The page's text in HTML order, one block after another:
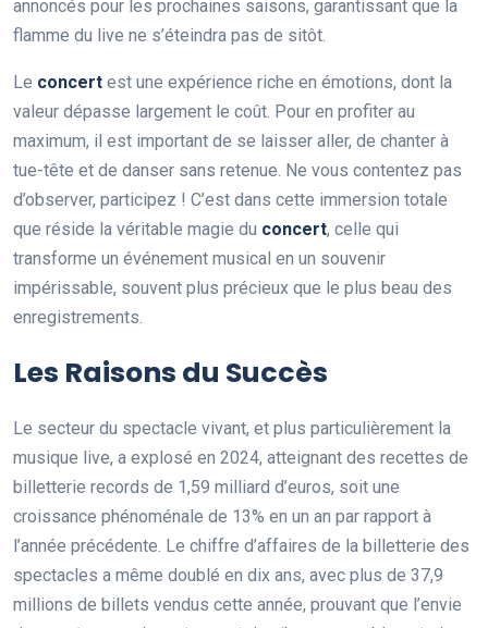
annoncés pour les prochaines saisons, garantissant que la
flamme du live ne s’éteindra pas de sitôt.
Le concert est une expérience riche en émotions, dont la
valeur dépasse largement le coût. Pour en profiter au
maximum, il est important de se laisser aller, de chanter à
tue-tête et de danser sans retenue. Ne vous contentez pas
d’observer, participez ! C’est dans cette immersion totale
que réside la véritable magie du concert, celle qui
transforme un événement musical en un souvenir
impérissable, souvent plus précieux que le plus beau des
enregistrements.
Les Raisons du Succès
Le secteur du spectacle vivant, et plus particulièrement la
musique live, a explosé en 2024, atteignant des recettes de
billetterie records de 1,59 milliard d’euros, soit une
croissance phénoménale de 13% en un an par rapport à
l’année précédente. Le chiffre d’affaires de la billetterie des
spectacles a même doublé en dix ans, avec plus de 37,9
millions de billets vendus cette année, prouvant que l’envie